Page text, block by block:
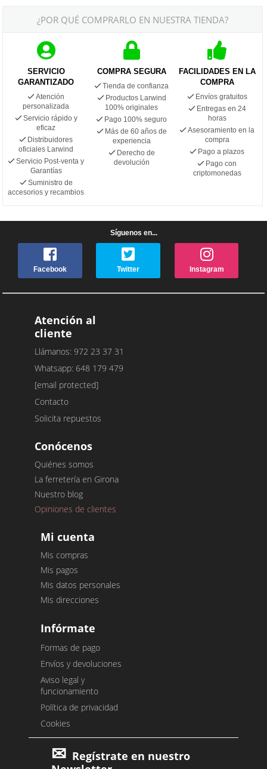
¿POR QUÉ COMPRARLO EN NUESTRA TIENDA?
SERVICIO
GARANTIZADO
Atención
personalizada
Servicio rápido y
eficaz
Distribuidores
oficiales Larwind
Servicio Post-venta y
Garantías
Suministro de
accesorios y recambios
COMPRA SEGURA
Tienda de confianza
Productos Larwind
100% originales
Pago 100% seguro
Más de 60 años de
experiencia
Derecho de
devolución
FACILIDADES EN LA
COMPRA
Envíos gratuitos
Entregas en 24
horas
Asesoramiento en la
compra
Pago a plazos
Pago con
criptomonedas
Síguenos en...
Facebook Twitter Instagram
Atención al
cliente
Llámanos: 972 23 37 31
Whatsapp: 648 179 479
[email protected]
Contacto
Solicita repuestos
Conócenos
Quiénes somos
La ferretería en Girona
Nuestro blog
Opiniones de clientes
Mi cuenta
Mis compras
Mis pagos
Mis datos personales
Mis direcciones
Infórmate
Formas de pago
Envíos y devoluciones
Aviso legal y
funcionamiento
Política de privacidad
Cookies
Regístrate en nuestro